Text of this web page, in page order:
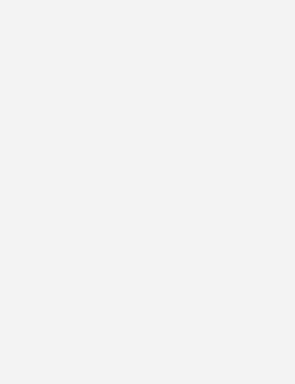
die Wärmepumpe an. Aber spielen
Heizgeräte eine wichtige Rolle? Ist es
in der Sanierung der
natürlich auch Gas-Heizgeräte weiter
sich bei einer Sanierung im
alten Heizgeräten damit lange nicht
wie bei der Sanierung mit einer
Vorgaben hinsichtlich des
steht zwar aufgrund des
abschließend fest. Aber wir gehen
Ziel, die CO2-Emissionen nachhaltig